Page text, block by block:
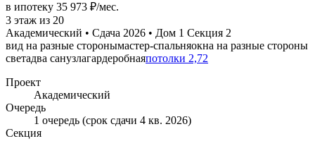
в ипотеку 35 973 ₽/мес.
3 этаж из 20
Академический • Сдача 2026 • Дом 1 Секция 2
вид на разные сторонымастер-спальняокна на разные стороны
светадва санузлагардеробнаяпотолки 2,72
Проект
Академический
Очередь
1 очередь (срок сдачи 4 кв. 2026)
Секция